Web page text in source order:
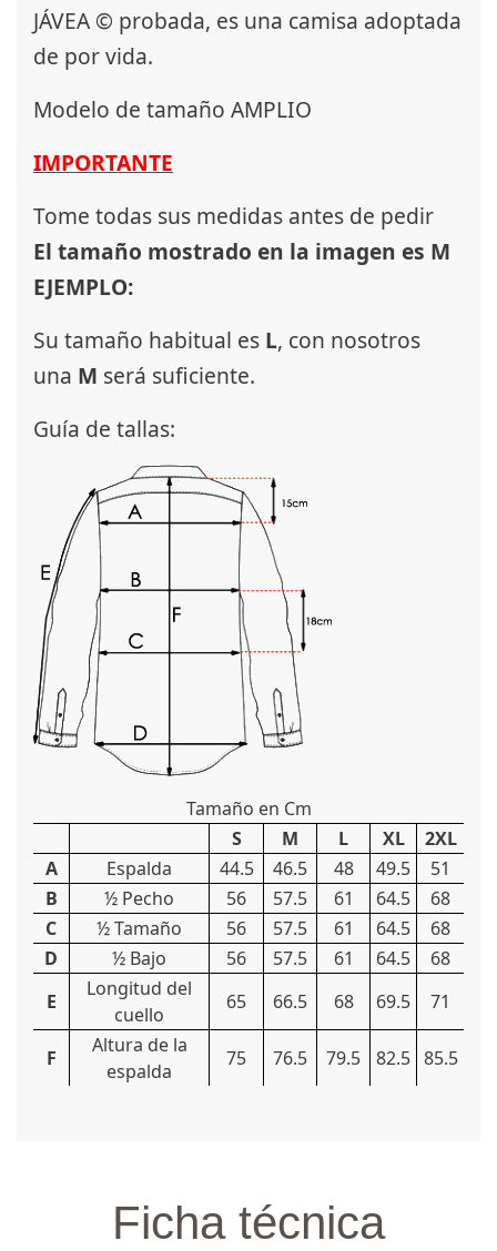
JÁVEA © probada, es una camisa adoptada
de por vida.
Modelo de tamaño AMPLIO
IMPORTANTE
Tome todas sus medidas antes de pedir
El tamaño mostrado en la imagen es M
EJEMPLO:
Su tamaño habitual es L, con nosotros
una M será suficiente.
Guía de tallas:
Tamaño en Cm
S
M L XL
2XL
A
Espalda 44.5 46.5 48 49.5
51
B
½ Pecho 56 57.5 61 64.5
68
C
½ Tamaño 56 57.5 61 64.5
68
D
½ Bajo 56 57.5 61 64.5
68
E
Longitud del
cuello
65 66.5 68 69.5 71
F
Altura de la
espalda
75 76.5 79.5 82.5 85.5
Ficha técnica